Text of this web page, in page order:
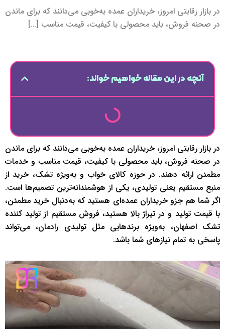
در بازار رقابتی امروز، خریداران عمده به‌خوبی می‌دانند که برای ماندن
در صحنه فروش، باید محصولی با کیفیت، قیمت مناسب […]
آنچه در این مقاله خواهیم خواند:
در بازار رقابتی امروز، خریداران عمده به‌خوبی می‌دانند که برای ماندن
در صحنه فروش، باید محصولی با کیفیت، قیمت مناسب و خدمات
مطمئن ارائه دهند. در حوزه کالای خواب و به‌ویژه تشک، خرید از
منبع مستقیم یعنی تولیدی، یکی از هوشمندانه‌ترین تصمیم‌ها است.
اگر شما هم جزو خریداران عمده‌ای هستید که به‌دنبال خرید مطمئن،
با قیمت تولید و در تیراژ بالا هستید، فروش مستقیم از تولید کننده
تشک اصفهان، به‌ویژه برندهایی مثل تولیدی رادمان، می‌تواند
پاسخی به تمام نیازهای شما باشد.